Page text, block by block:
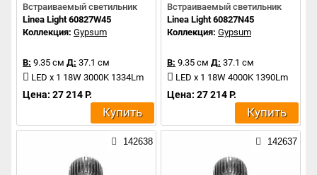
Встраиваемый светильник
Linea Light 60827W45
Коллекция: Gypsum
В: 9.35 см Д: 37.1 см
LED x 1 18W 3000K 1334Lm
Цена: 27 214 Р.
Купить
Встраиваемый светильник
Linea Light 60827N45
Коллекция: Gypsum
В: 9.35 см Д: 37.1 см
LED x 1 18W 4000K 1390Lm
Цена: 27 214 Р.
Купить
142638 142637